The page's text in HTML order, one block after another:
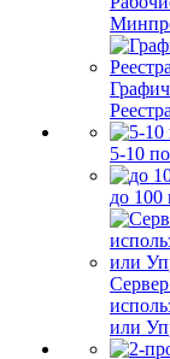
5-10
до 100
или